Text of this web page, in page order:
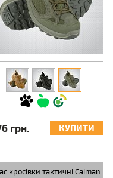
грн. КУПИТИ
кросівки тактичні Caiman